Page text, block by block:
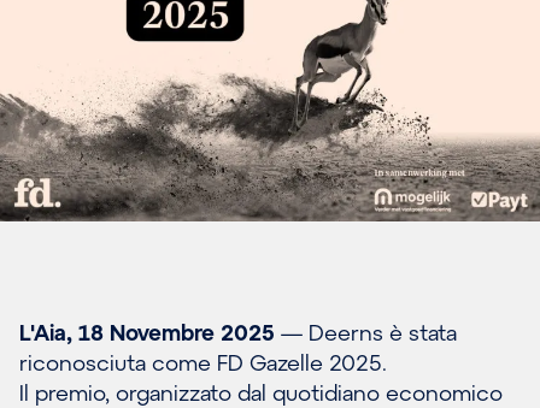
L'Aia, 18 Novembre 2025 — Deerns è stata
riconosciuta come FD Gazelle 2025.
Il premio, organizzato dal quotidiano economico